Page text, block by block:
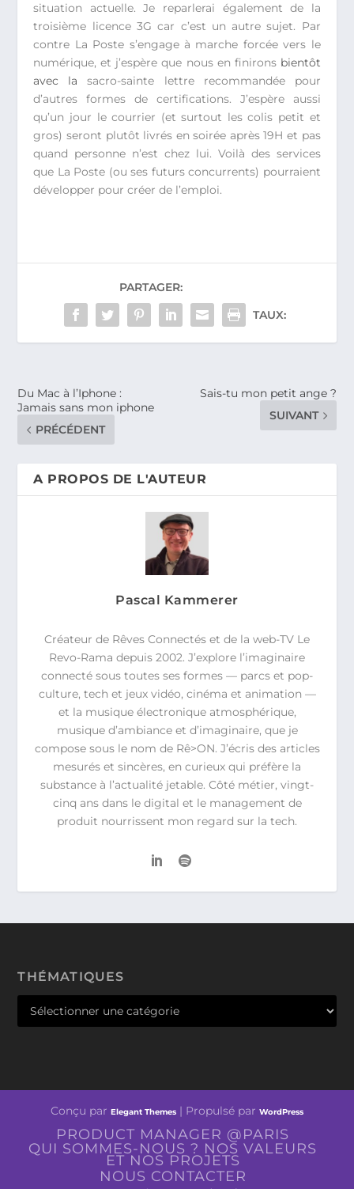
situation actuelle. Je reparlerai également de la
troisième licence 3G car c’est un autre sujet. Par
contre La Poste s’engage à marche forcée vers le
numérique, et j’espère que nous en finirons bientôt
avec la sacro-sainte lettre recommandée pour
d’autres formes de certifications. J’espère aussi
qu’un jour le courrier (et surtout les colis petit et
gros) seront plutôt livrés en soirée après 19H et pas
quand personne n’est chez lui. Voilà des services
que La Poste (ou ses futurs concurrents) pourraient
développer pour créer de l’emploi.
PARTAGER:
TAUX:
Du Mac à l’Iphone :
Jamais sans mon iphone
PRÉCÉDENT
Sais-tu mon petit ange ?
SUIVANT
A PROPOS DE L'AUTEUR
Pascal Kammerer
Créateur de Rêves Connectés et de la web-TV Le
Revo-Rama depuis 2002. J’explore l’imaginaire
connecté sous toutes ses formes — parcs et pop-
culture, tech et jeux vidéo, cinéma et animation —
et la musique électronique atmosphérique,
musique d’ambiance et d’imaginaire, que je
compose sous le nom de Rê>ON. J’écris des articles
mesurés et sincères, en curieux qui préfère la
substance à l’actualité jetable. Côté métier, vingt-
cinq ans dans le digital et le management de
produit nourrissent mon regard sur la tech.
THÉMATIQUES
Conçu par Elegant Themes | Propulsé par WordPress
PRODUCT MANAGER @PARIS
QUI SOMMES-NOUS ? NOS VALEURS
ET NOS PROJETS
NOUS CONTACTER